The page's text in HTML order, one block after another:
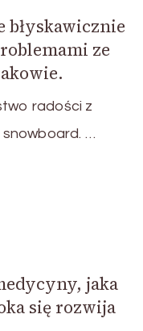
błyskawicznie
ze
radości z
snowboard. …
jaka
się rozwija